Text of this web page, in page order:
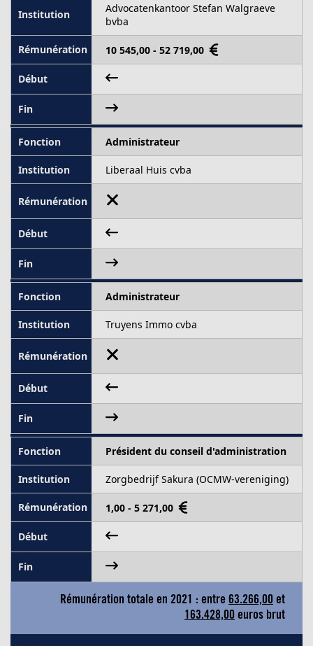
Advocatenkantoor Stefan Walgraeve
bvba
10 545,00 - 52 719,00
Administrateur
Liberaal Huis cvba
Administrateur
Truyens Immo cvba
Président du conseil d'administration
Zorgbedrijf Sakura (OCMW-vereniging)
1,00 - 5 271,00
Rémunération totale en 2021 : entre 63.266,00 et
163.428,00 euros brut